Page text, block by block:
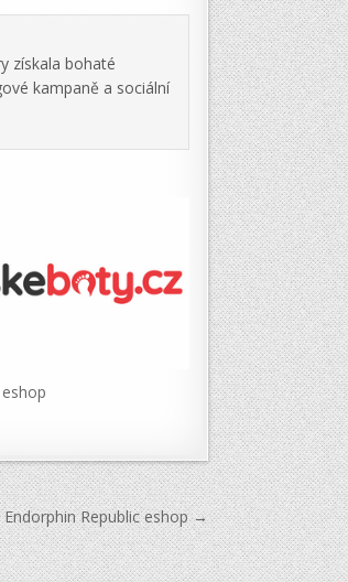
získala bohaté
kampaně a sociální
Endorphin Republic eshop →